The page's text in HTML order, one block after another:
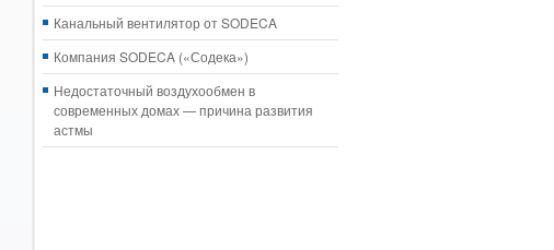
Канальный вентилятор от SODECA
Компания SODECA («Содека»)
Недостаточный воздухообмен в
современных домах — причина развития
астмы